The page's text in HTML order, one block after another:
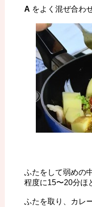
A をよく混ぜ合わ
ふたをして弱めの
程度に15〜20分ほ
ふたを取り、カレ